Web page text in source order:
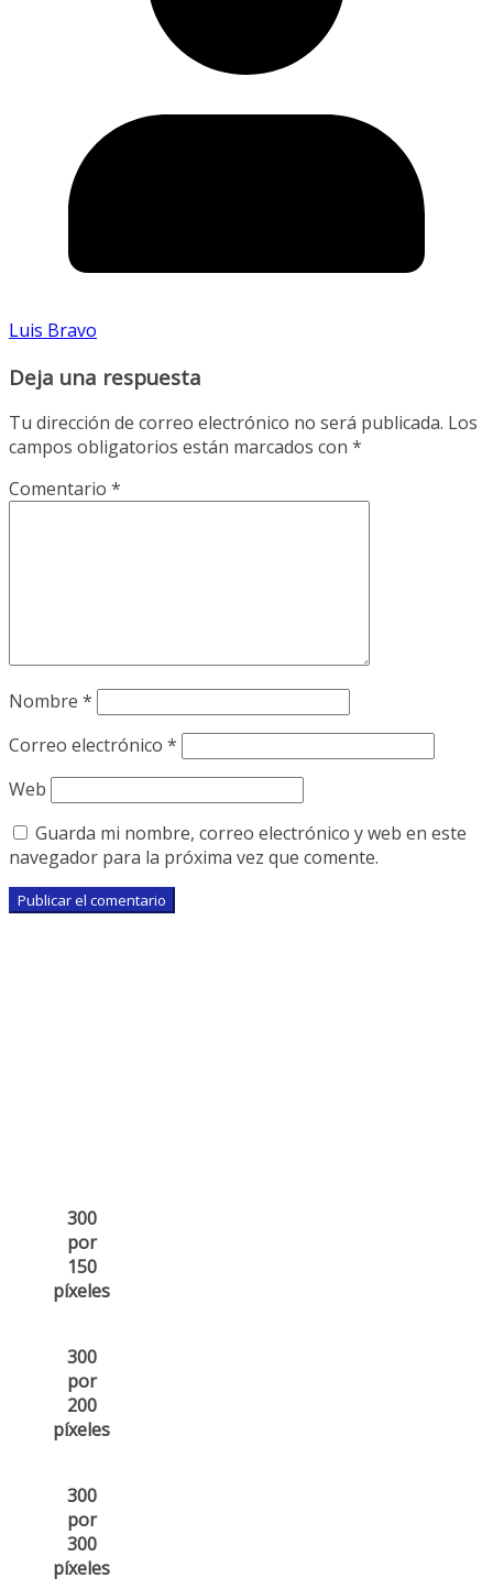
Luis Bravo
Deja una respuesta
Tu dirección de correo electrónico no será publicada. Los
campos obligatorios están marcados con *
Comentario *
Nombre *
Correo electrónico *
Web
Guarda mi nombre, correo electrónico y web en este
navegador para la próxima vez que comente.
300
por
150
píxeles
300
por
200
píxeles
300
por
300
píxeles